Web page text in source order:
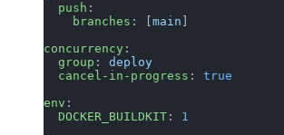
  push
:
    branches
: [ main
concurrency :
  group
: deploy
  cancel-in-progress
: true
env :
  DOCKER_BUILDKIT
: 1